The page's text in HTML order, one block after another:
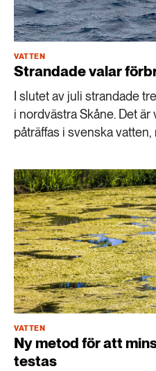
VATTEN
Strandade valar
I slutet av juli strandade
i nordvästra Skåne. Det
påträffas i svenska
VATTEN
Ny metod för att
testas